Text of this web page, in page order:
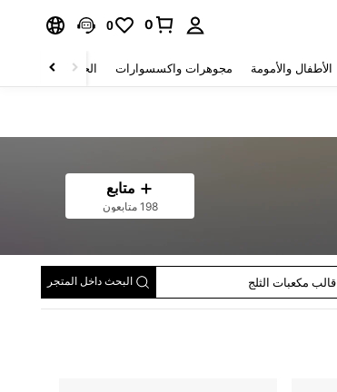
0
0
الأطفال والأمومة مجوهرات واكسسوارات الحقائب والأمتعة
متابع
198 متابعون
قالب مكعبات الثلج البحث داخل المتجر